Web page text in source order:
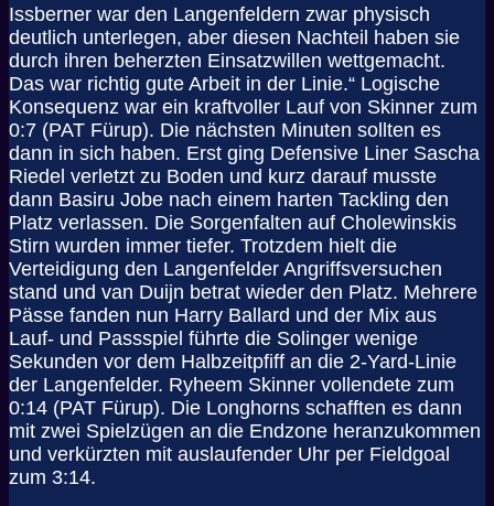
Issberner war den Langenfeldern zwar physisch
deutlich unterlegen, aber diesen Nachteil haben sie
durch ihren beherzten Einsatzwillen wettgemacht.
Das war richtig gute Arbeit in der Linie.“ Logische
Konsequenz war ein kraftvoller Lauf von Skinner zum
0:7 (PAT Fürup). Die nächsten Minuten sollten es
dann in sich haben. Erst ging Defensive Liner Sascha
Riedel verletzt zu Boden und kurz darauf musste
dann Basiru Jobe nach einem harten Tackling den
Platz verlassen. Die Sorgenfalten auf Cholewinskis
Stirn wurden immer tiefer. Trotzdem hielt die
Verteidigung den Langenfelder Angriffsversuchen
stand und van Duijn betrat wieder den Platz. Mehrere
Pässe fanden nun Harry Ballard und der Mix aus
Lauf- und Passspiel führte die Solinger wenige
Sekunden vor dem Halbzeitpfiff an die 2-Yard-Linie
der Langenfelder. Ryheem Skinner vollendete zum
0:14 (PAT Fürup). Die Longhorns schafften es dann
mit zwei Spielzügen an die Endzone heranzukommen
und verkürzten mit auslaufender Uhr per Fieldgoal
zum 3:14.